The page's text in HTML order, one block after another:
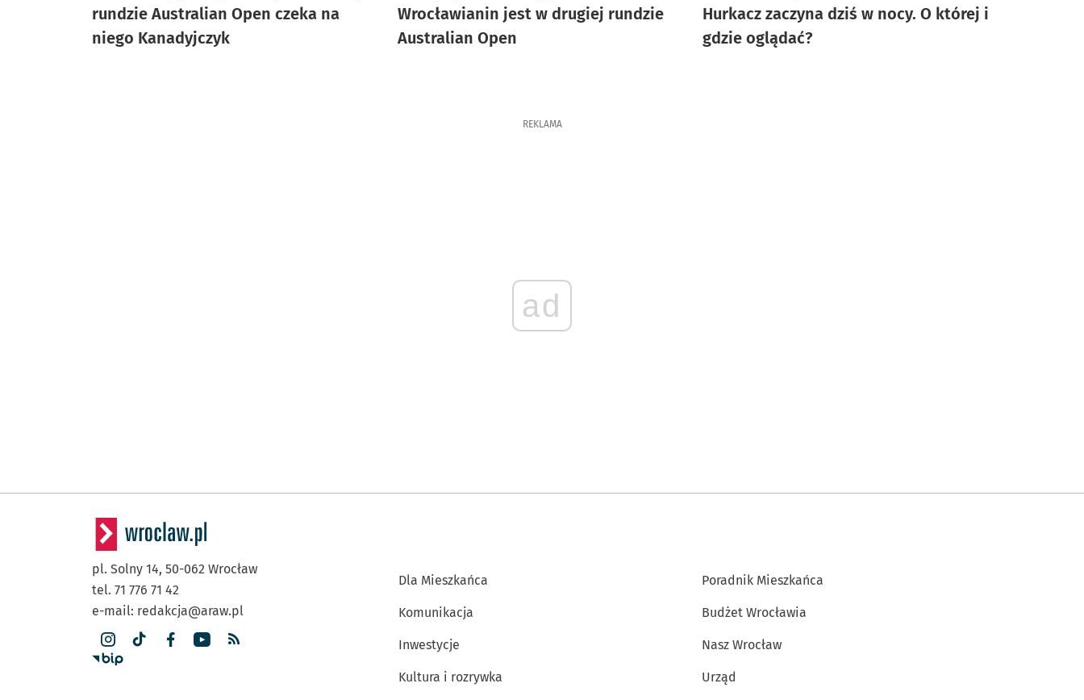
rundzie Australian Open czeka na
niego Kanadyjczyk
Wrocławianin jest w drugiej rundzie
Australian Open
Hurkacz zaczyna dziś w nocy. O której i
gdzie oglądać?
REKLAMA
ad
pl. Solny 14, 50-062 Wrocław
tel. 71 776 71 42
e-mail: redakcja@araw.pl
Dla Mieszkańca
Komunikacja
Inwestycje
Kultura i rozrywka
Poradnik Mieszkańca
Budżet Wrocławia
Nasz Wrocław
Urząd